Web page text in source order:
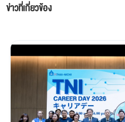
ข่าวที่เกี่ยวข้อง